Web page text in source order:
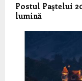
Postul Paştelui
lumină